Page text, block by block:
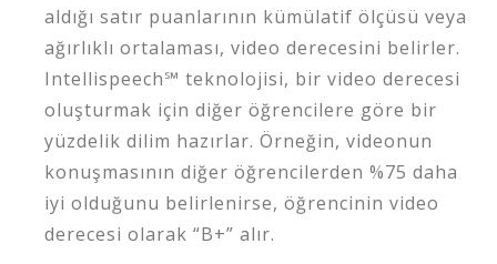
aldığı satır puanlarının kümülatif ölçüsü veya
ağırlıklı ortalaması, video derecesini belirler.
Intellispeech℠ teknolojisi, bir video derecesi
oluşturmak için diğer öğrencilere göre bir
yüzdelik dilim hazırlar. Örneğin, videonun
konuşmasının diğer öğrencilerden %75 daha
iyi olduğunu belirlenirse, öğrencinin video
derecesi olarak “B+” alır.